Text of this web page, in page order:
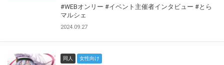
#WEBオンリー #イベント主催者インタビュー #とら
マルシェ
2024.09.27
同人 女性向け